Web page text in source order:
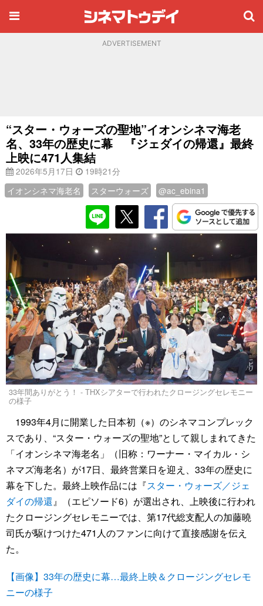
ADVERTISEMENT
“スター・ウォーズの聖地”イオンシネマ海老
名、33年の歴史に幕 『ジェダイの帰還』最終
上映に471人集結
2026年5月17日
19時21分
イオンシネマ海老名
スターウォーズ @ac_ebina1
33年間ありがとう！ - THXシアターで行われたクロージングセレモニー
の様子
1993年4月に開業した日本初（※）のシネマコンプレック
スであり、“スター・ウォーズの聖地”として親しまれてきた
「イオンシネマ海老名」（旧称：ワーナー・マイカル・シ
ネマズ海老名）が17日、最終営業日を迎え、33年の歴史に
幕を下した。最終上映作品には『スター・ウォーズ／ジェ
ダイの帰還』（エピソード6）が選出され、上映後に行われ
たクロージングセレモニーでは、第17代総支配人の加藤曉
司氏が駆けつけた471人のファンに向けて直接感謝を伝え
た。
【画像】33年の歴史に幕…最終上映＆クロージングセレモ
ニーの様子